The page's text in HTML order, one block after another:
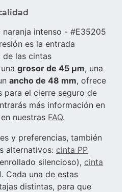
intenso - #E35205
es la entrada
de las cintas
grosor de 45 µm, una
ancho de 48 mm, ofrece
para el cierre seguro de
más información en
nuestras FAQ.
y preferencias, también
alternativos: cinta PP
silencioso), cinta
. Cada una de estas
distintas, para que